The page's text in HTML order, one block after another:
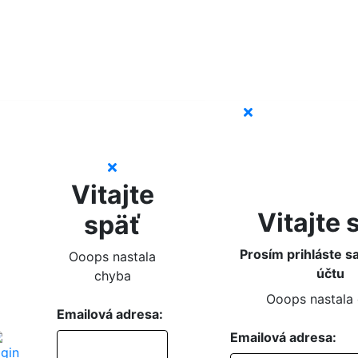
Vitajte
späť
Ooops nastala
chyba
Emailová adresa:
Vitajte
Prosím prihláste
účtu
Ooops nastala
Emailová adresa: